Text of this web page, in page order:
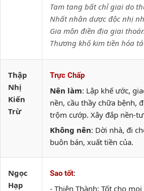
Tam tang bất chỉ giai do
Nhất nhân dược độc nhị
Gia môn điền địa giai
Thương khố kim tiền hóa
Thập
Nhị
Kiến
Trừ
Trực Chấp
Nên làm: Lập khế ước,
nền, cầu thầy chữa bệnh,
trộm cướp. Xây đắp nền-
Không nên: Dời nhà, đi
buôn bán, xuất tiền của.
Ngọc
Hạp
Sao tốt:
- Thiên Thành: Tốt cho mọi